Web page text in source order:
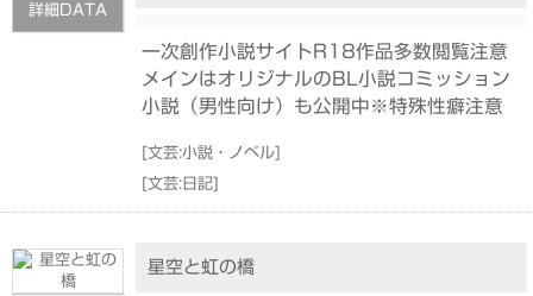
詳細DATA
一次創作小説サイトR18作品多数閲覧注意
メインはオリジナルのBL小説コミッション
小説（男性向け）も公開中※特殊性癖注意
[文芸:小説・ノベル]
[文芸:日記]
星空と虹の橋